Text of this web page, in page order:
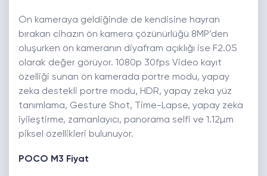
Ön kameraya geldiğinde de kendisine hayran
bırakan cihazın ön kamera çözünürlüğü 8MP’den
oluşurken ön kameranın diyafram açıklığı ise F2.05
olarak değer görüyor. 1080p 30fps Video kayıt
özelliği sunan ön kamerada portre modu, yapay
zeka destekli portre modu, HDR, yapay zeka yüz
tanımlama, Gesture Shot, Time-Lapse, yapay zeka
iyileştirme, zamanlayıcı, panorama selfi ve 1.12µm
piksel özellikleri bulunuyor.
POCO M3 Fiyat